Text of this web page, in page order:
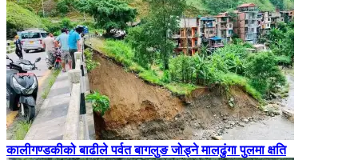
कालीगण्डकीको बाढीले पर्वत बागलुङ जोड्ने मालढुंगा पुलमा क्षति